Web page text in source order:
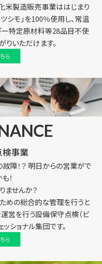
米製造販売事業ははじまり
シモ」を100％使用し、常温
ー特定原材料等28品目不使
りいただけます。
ら
事業
障！？ 明日からの営業がで
！
ませんか？
めの総合的な管理を行うと
営を行う設備保守点検（ビ
ショナル集団です。
ら